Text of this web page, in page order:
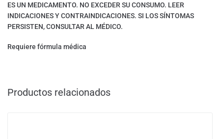
ES UN MEDICAMENTO. NO EXCEDER SU CONSUMO. LEER
INDICACIONES Y CONTRAINDICACIONES. SI LOS SÍNTOMAS
PERSISTEN, CONSULTAR AL MÉDICO.
Requiere fórmula médica
Productos relacionados